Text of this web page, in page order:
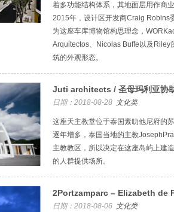
着多功能结构体系，其地面层用作商
2015年，设计区开发商Craig Robins
为这座车库博物馆构思理念，
Arquitectos、Nicolas Buffe以及Riley
筑的外观形态。
Juti architects / 圣母玛利亚协
日期：2018-08-28 文化类
这座天主教堂位于泰国素叻他尼府的
逐年增多，泰国当地的主教
主教教区，所以决定在这座岛屿上建
的人群提供场所。
2Portzamparc – Elizabeth de
日期：2018-08-06 文化类